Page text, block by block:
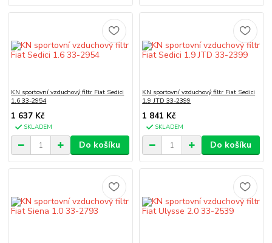
KN sportovní vzduchový filtr Fiat Sedici
1.6 33-2954
1 637 Kč
SKLADEM
Do košíku
KN sportovní vzduchový filtr Fiat Sedici
1.9 JTD 33-2399
1 841 Kč
SKLADEM
Do košíku